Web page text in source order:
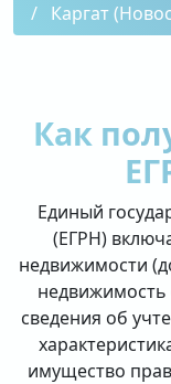
Каргат
Как
Единый
(ЕГРН)
недвижимости
недвижимость
сведения об
имущество